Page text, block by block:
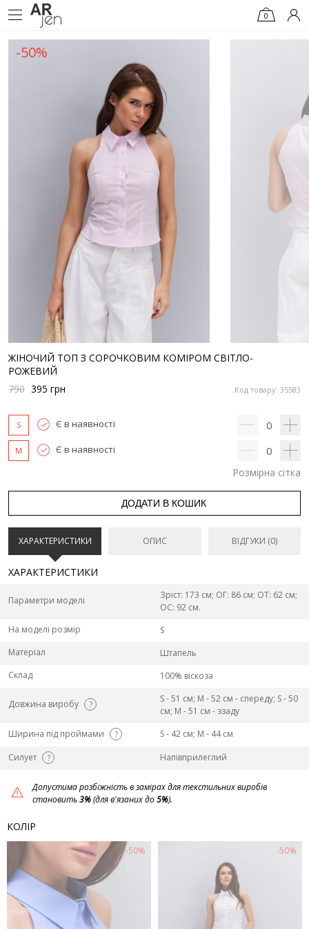
0
-50%
ЖІНОЧИЙ ТОП З СОРОЧКОВИМ КОМІРОМ СВІТЛО-
РОЖЕВИЙ
Код товару: 35583
790 395 грн
S Є в наявності 0
M Є в наявності 0
Розмірна сітка
ДОДАТИ В КОШИК
ХАРАКТЕРИСТИКИ ОПИС ВІДГУКИ (0)
ХАРАКТЕРИСТИКИ
Параметри моделі
Зріст: 173 см; ОГ: 86 см; ОТ: 62 см;
ОС: 92 см.
На моделі розмір
S
Матеріал
Штапель
Склад
100% віскоза
Довжина виробу ?
S - 51 см; M - 52 см - спереду; S - 50
см; M - 51 см - ззаду
Ширина під проймами
?
S - 42 см; M - 44 см
Силует
? Напівприлеглий
Допустима розбіжність в замірах для текстильних виробів
становить3%(для в'язаних до5%).
КОЛІР
-50% -50%